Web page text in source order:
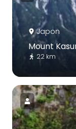
Japon
Mount
22 km